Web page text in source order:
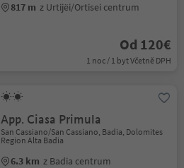
817 m z Urtijëi/Ortisei centrum
Od 120€
1 noc / 1 byt Včetně DPH
App. Ciasa Primula
San Cassiano/San Cassiano, Badia, Dolomites
Region Alta Badia
6.3 km z Badia centrum